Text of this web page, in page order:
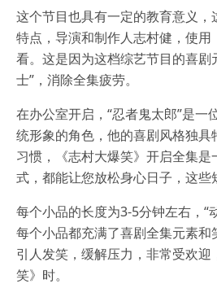
这个节目也具有一定的教育意义
特点，导演和制作人志村健，使
看。这是因为这档综艺节目的喜剧
士”，消除全集疲劳。
在办公室开启，“忍者鬼太郎”是一
统形象的角色，他的喜剧风格独
习惯，《志村大爆笑》开启全集
式，都能让您放松身心日子，这些
每个小品的长度为3-5分钟左右，“
每个小品都充满了喜剧全集元素和
引人发笑，缓解压力，非常受欢迎
笑》时。